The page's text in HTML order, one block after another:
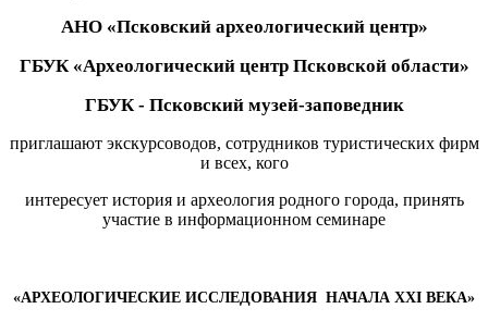
АНО «Псковский археологический центр»
ГБУК «Археологический центр Псковской области»
ГБУК - Псковский музей-заповедник
приглашают экскурсоводов, сотрудников туристических фирм
и всех, кого
интересует история и археология родного города, принять
участие в информационном семинаре
«АРХЕОЛОГИЧЕСКИЕ ИССЛЕДОВАНИЯ НАЧАЛА XXI ВЕКА»